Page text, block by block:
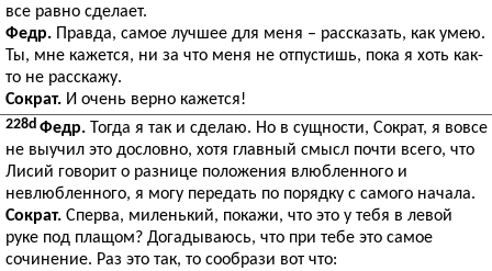
все равно сделает.
Федр. Правда, самое лучшее для меня – рассказать, как умею.
Ты, мне кажется, ни за что меня не отпустишь, пока я хоть как-
то не расскажу.
Сократ. И очень верно кажется!
228d Федр. Тогда я так и сделаю. Но в сущности, Сократ, я вовсе
не выучил это дословно, хотя главный смысл почти всего, что
Лисий говорит о разнице положения влюбленного и
невлюбленного, я могу передать по порядку с самого начала.
Сократ. Сперва, миленький, покажи, что это у тебя в левой
руке под плащом? Догадываюсь, что при тебе это самое
сочинение. Раз это так, то сообрази вот что: